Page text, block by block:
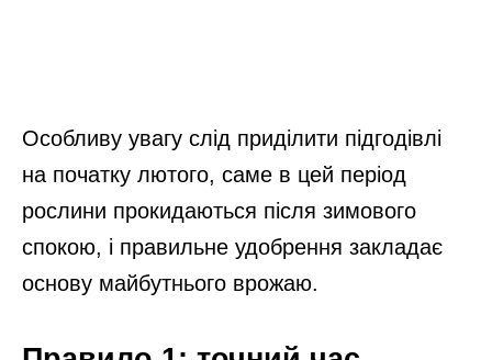
Особливу увагу слід приділити підгодівлі
на початку лютого, саме в цей період
рослини прокидаються після зимового
спокою, і правильне удобрення закладає
основу майбутнього врожаю.